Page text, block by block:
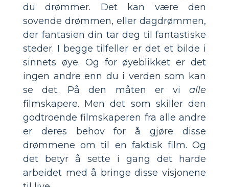
du drømmer. Det kan være den
sovende drømmen, eller dagdrømmen,
der fantasien din tar deg til fantastiske
steder. I begge tilfeller er det et bilde i
sinnets øye. Og for øyeblikket er det
ingen andre enn du i verden som kan
se det. På den måten er vi alle
filmskapere. Men det som skiller den
godtroende filmskaperen fra alle andre
er deres behov for å gjøre disse
drømmene om til en faktisk film. Og
det betyr å sette i gang det harde
arbeidet med å bringe disse visjonene